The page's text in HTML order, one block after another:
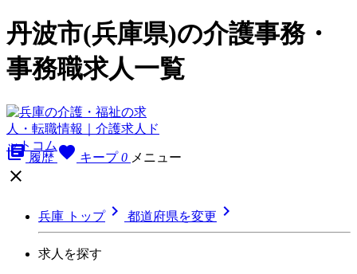
丹波市(兵庫県)の介護事務・
事務職求人一覧
library_books 履歴 favorite キープ 0 メニュー

兵庫 トップ 都道府県を変更 
求人を探す